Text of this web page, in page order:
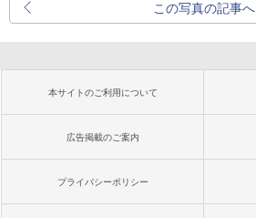
この写真の記事へ
本サイトのご利用について
広告掲載のご案内
プライバシーポリシー